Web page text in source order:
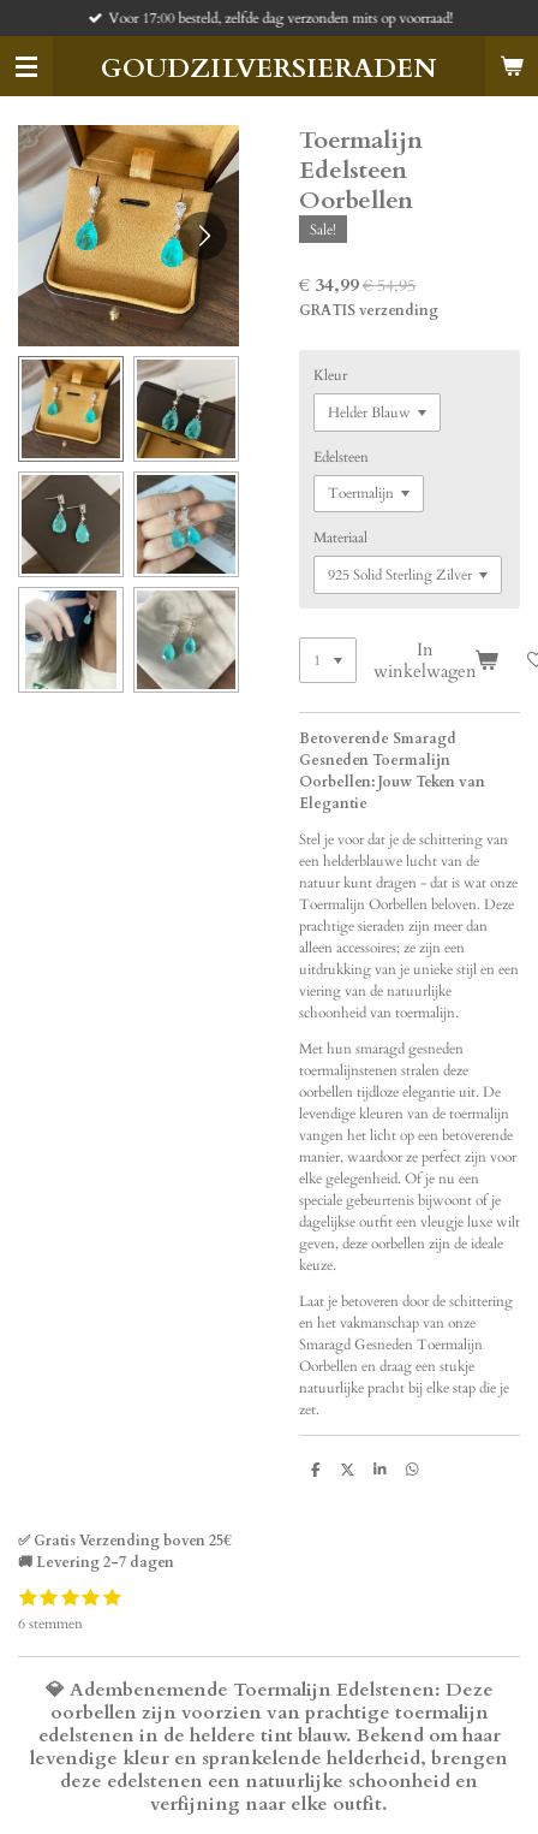
naar
GOUDZILVERSIERADEN
Voor 17:00 besteld, zelfde dag verzonden mits op voorraad!
Toermalijn
Edelsteen
Oorbellen
Sale!
€ 34,99€ 54,95
GRATIS verzending
Kleur
Edelsteen
Materiaal
In
winkelwagen
Betoverende Smaragd
Gesneden Toermalijn
Oorbellen: Jouw Teken van
Elegantie
Stel je voor dat je de schittering van
een helderblauwe lucht van de
natuur kunt dragen - dat is wat onze
Toermalijn Oorbellen beloven. Deze
prachtige sieraden zijn meer dan
alleen accessoires; ze zijn een
uitdrukking van je unieke stijl en een
viering van de natuurlijke
schoonheid van toermalijn.
Met hun smaragd gesneden
toermalijnstenen stralen deze
oorbellen tijdloze elegantie uit. De
levendige kleuren van de toermalijn
vangen het licht op een betoverende
manier, waardoor ze perfect zijn voor
elke gelegenheid. Of je nu een
speciale gebeurtenis bijwoont of je
dagelijkse outfit een vleugje luxe wilt
geven, deze oorbellen zijn de ideale
keuze.
Laat je betoveren door de schittering
en het vakmanschap van onze
Smaragd Gesneden Toermalijn
Oorbellen en draag een stukje
natuurlijke pracht bij elke stap die je
zet.
D
D
S
D
✅ Gratis Verzending boven 25€
🚚 Levering 2-7 dagen
R
a
i
1
s
t
e
2
s
t
e
n
3
s
t
e
r
e
n
4
s
t
e
r
e
n
5
s
e
r
e
n
S
m
e
n
6 stemmen
💎Adembenemende Toermalijn Edelstenen: Deze
oorbellen zijn voorzien van prachtige toermalijn
edelstenen in de heldere tint blauw. Bekend om haar
levendige kleur en sprankelende helderheid, brengen
deze edelstenen een natuurlijke schoonheid en
verfijning naar elke outfit.